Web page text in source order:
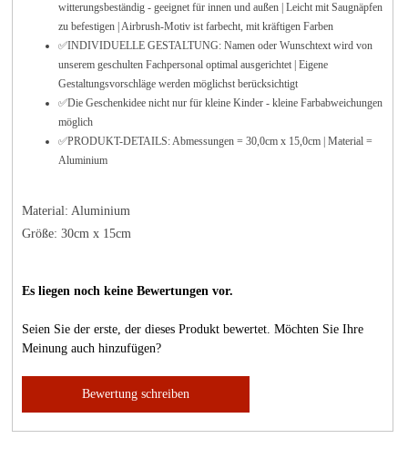
witterungsbeständig - geeignet für innen und außen | Leicht mit Saugnäpfen
zu befestigen | Airbrush-Motiv ist farbecht, mit kräftigen Farben
✅INDIVIDUELLE GESTALTUNG: Namen oder Wunschtext wird von
unserem geschulten Fachpersonal optimal ausgerichtet | Eigene
Gestaltungsvorschläge werden möglichst berücksichtigt
✅Die Geschenkidee nicht nur für kleine Kinder - kleine Farbabweichungen
möglich
✅PRODUKT-DETAILS: Abmessungen = 30,0cm x 15,0cm | Material =
Aluminium
Material: Aluminium
Größe: 30cm x 15cm
Es liegen noch keine Bewertungen vor.
Seien Sie der erste, der dieses Produkt bewertet. Möchten Sie Ihre
Meinung auch hinzufügen?
Bewertung schreiben